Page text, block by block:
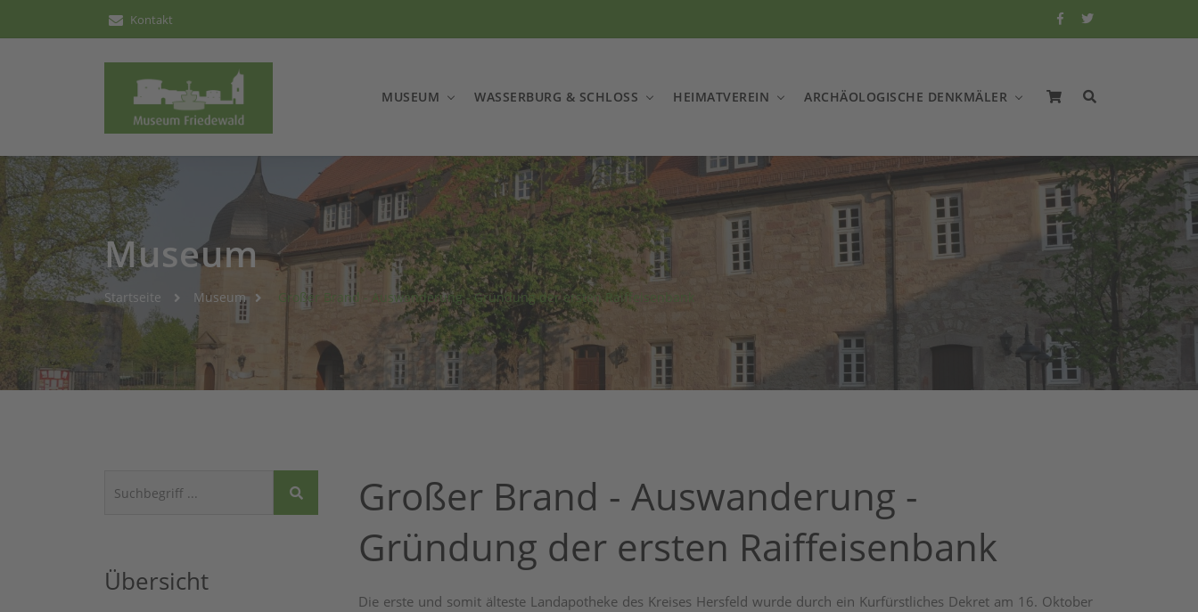
Kontakt
MUSEUM WASSERBURG & SCHLOSS HEIMATVEREIN ARCHÄOLOGISCHE DENKMÄLER
Museum
Startseite Museum Großer Brand - Auswanderung - Gründung der ersten Raiffeisenbank
Übersicht
Großer Brand - Auswanderung -
Gründung der ersten Raiffeisenbank
Die erste und somit älteste Landapotheke des Kreises Hersfeld wurde durch ein Kurfürstliches Dekret am 16. Oktober